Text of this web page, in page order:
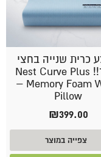
כרית שנייה בחצי
מחיר!! Nest Curve Plus
– Memory Foam
Pillow
₪399.00
צפייה במוצר